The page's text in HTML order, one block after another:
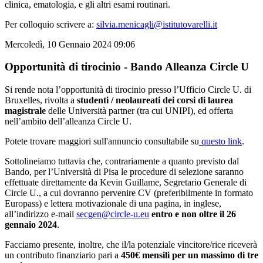
clinica, ematologia, e gli altri esami routinari.
Per colloquio scrivere a: silvia.menicagli@istitutovarelli.it
Mercoledì, 10 Gennaio 2024 09:06
Opportunità di tirocinio - Bando Alleanza Circle U
Si rende nota l’opportunità di tirocinio presso l’Ufficio Circle U. di
Bruxelles, rivolta a studenti / neolaureati dei corsi di laurea
magistrale delle Università partner (tra cui UNIPI), ed offerta
nell’ambito dell’alleanza Circle U.
Potete trovare maggiori sull'annuncio consultabile su questo link.
Sottolineiamo tuttavia che, contrariamente a quanto previsto dal
Bando, per l’Università di Pisa le procedure di selezione saranno
effettuate direttamente da Kevin Guillame, Segretario Generale di
Circle U., a cui dovranno pervenire CV (preferibilmente in formato
Europass) e lettera motivazionale di una pagina, in inglese,
all’indirizzo e-mail secgen@circle-u.eu entro e non oltre il 26
gennaio 2024.
Facciamo presente, inoltre, che il/la potenziale vincitore/rice riceverà
un contributo finanziario pari a 450€ mensili per un massimo di tre